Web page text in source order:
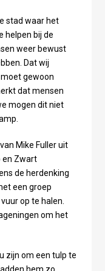
stad waar het
helpen bij de
weer bewust
Dat wij
gewoon
dat mensen
mogen dit niet
Mike Fuller uit
en Zwart
de herdenking
een groep
op te halen.
om het
zijn om een tulp te
hem zo